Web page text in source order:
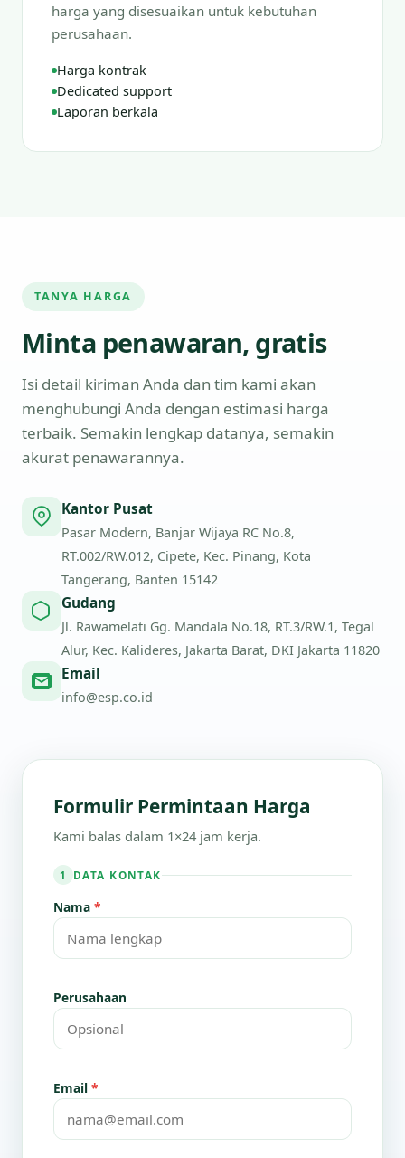
harga yang disesuaikan untuk kebutuhan
perusahaan.
Harga kontrak
Dedicated support
Laporan berkala
TANYA HARGA
Minta penawaran, gratis
Isi detail kiriman Anda dan tim kami akan
menghubungi Anda dengan estimasi harga
terbaik. Semakin lengkap datanya, semakin
akurat penawarannya.
Kantor Pusat
Pasar Modern, Banjar Wijaya RC No.8,
RT.002/RW.012, Cipete, Kec. Pinang, Kota
Tangerang, Banten 15142
Gudang
Jl. Rawamelati Gg. Mandala No.18, RT.3/RW.1, Tegal
Alur, Kec. Kalideres, Jakarta Barat, DKI Jakarta 11820
Email
info@esp.co.id
Formulir Permintaan Harga
Kami balas dalam 1×24 jam kerja.
1 DATA KONTAK
Nama *
Perusahaan
Email *